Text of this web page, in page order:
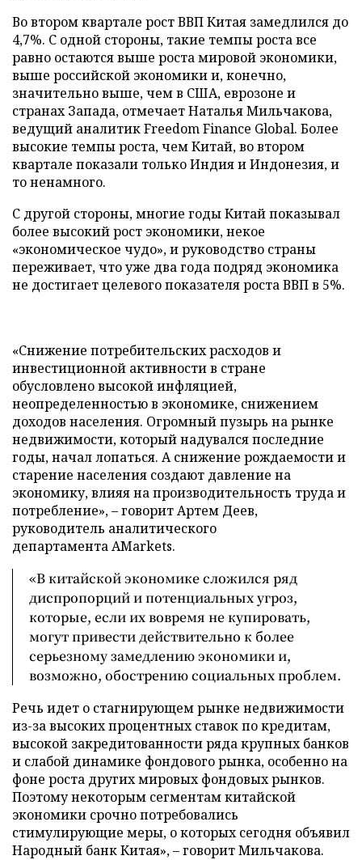
Во втором квартале рост ВВП Китая замедлился до
4,7%. С одной стороны, такие темпы роста все
равно остаются выше роста мировой экономики,
выше российской экономики и, конечно,
значительно выше, чем в США, еврозоне и
странах Запада, отмечает Наталья Мильчакова,
ведущий аналитик Freedom Finance Global. Более
высокие темпы роста, чем Китай, во втором
квартале показали только Индия и Индонезия, и
то ненамного.
С другой стороны, многие годы Китай показывал
более высокий рост экономики, некое
«экономическое чудо», и руководство страны
переживает, что уже два года подряд экономика
не достигает целевого показателя роста ВВП в 5%.
«Снижение потребительских расходов и
инвестиционной активности в стране
обусловлено высокой инфляцией,
неопределенностью в экономике, снижением
доходов населения. Огромный пузырь на рынке
недвижимости, который надувался последние
годы, начал лопаться. А снижение рождаемости и
старение населения создают давление на
экономику, влияя на производительность труда и
потребление», – говорит Артем Деев,
руководитель аналитического
департамента AMarkets.
«В китайской экономике сложился ряд
диспропорций и потенциальных угроз,
которые, если их вовремя не купировать,
могут привести действительно к более
серьезному замедлению экономики и,
возможно, обострению социальных проблем.
Речь идет о стагнирующем рынке недвижимости
из-за высоких процентных ставок по кредитам,
высокой закредитованности ряда крупных банков
и слабой динамике фондового рынка, особенно на
фоне роста других мировых фондовых рынков.
Поэтому некоторым сегментам китайской
экономики срочно потребовались
стимулирующие меры, о которых сегодня объявил
Народный банк Китая», – говорит Мильчакова.